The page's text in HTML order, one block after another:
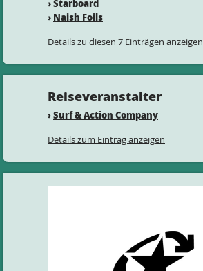
›Starboard
› Naish Foils
Details zu diesen 7 Einträgen anzeigen
Reiseveranstalter
›Surf & Action Company
Details zum Eintrag anzeigen